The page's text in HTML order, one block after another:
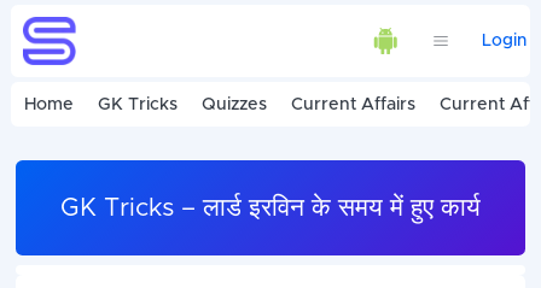
Login
Home GK Tricks Quizzes Current Affairs Current
GK Tricks – लार्ड इरविन के समय में हुए कार्य